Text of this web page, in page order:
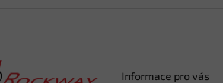
Informace pro vás